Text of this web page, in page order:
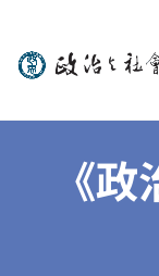
政治與社
《